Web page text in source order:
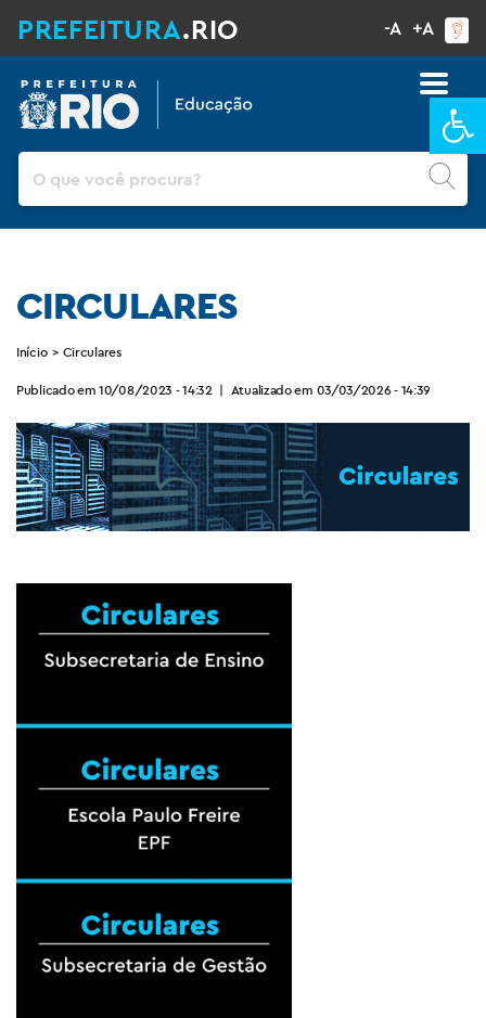
PREFEITURA.RIO -A +A
Pesquisar
CIRCULARES
Início > Circulares
Publicado em 10/08/2023 - 14:32 | Atualizado em 03/03/2026 - 14:39